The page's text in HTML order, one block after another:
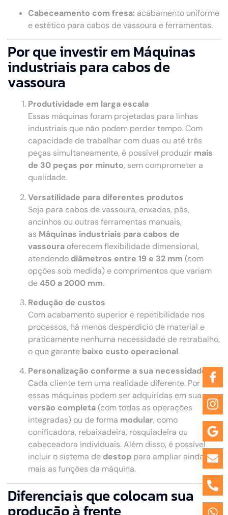
Cabeceamento com fresa: acabamento uniforme
e estético para cabos de vassoura e ferramentas.
Por que investir em Máquinas
industriais para cabos de
vassoura
Produtividade em larga escala
Essas máquinas foram projetadas para linhas
industriais que não podem perder tempo. Com
capacidade de trabalhar com duas ou até três
peças simultaneamente, é possível produzir mais
de 30 peças por minuto, sem comprometer a
qualidade.
Versatilidade para diferentes produtos
Seja para cabos de vassoura, enxadas, pás,
ancinhos ou outras ferramentas manuais,
as Máquinas industriais para cabos de
vassoura oferecem flexibilidade dimensional,
atendendo diâmetros entre 19 e 32 mm (com
opções sob medida) e comprimentos que variam
de450 a 2000 mm.
Redução de custos
Com acabamento superior e repetibilidade nos
processos, há menos desperdício de material e
praticamente nenhuma necessidade de retrabalho,
o que garante baixo custo operacional.
Personalização conforme a sua necessidade
Cada cliente tem uma realidade diferente. Por isso,
essas máquinas podem ser adquiridas em sua
versão completa (com todas as operações
integradas) ou de forma modular, como
conificadora, rebaixadeira, rosquiadeira ou
cabeceadora individuais. Além disso, é possível
incluir o sistema de destop para ampliar ainda
mais as funções da máquina.
Diferenciais que colocam sua